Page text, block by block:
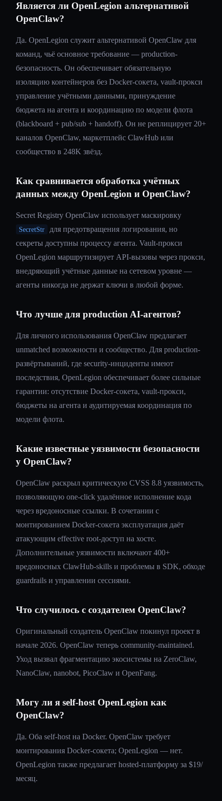
Является ли OpenLegion альтернативой
OpenClaw?
Да. OpenLegion служит альтернативой OpenClaw для
команд, чьё основное требование — production-
безопасность. Он обеспечивает обязательную
изоляцию контейнеров без Docker-сокета, vault-прокси
управление учётными данными, принуждение
бюджета на агента и координацию по модели флота
(blackboard + pub/sub + handoff). Он не реплицирует 20+
каналов OpenClaw, маркетплейс ClawHub или
сообщество в 248K звёзд.
Как сравнивается обработка учётных
данных между OpenLegion и OpenClaw?
Secret Registry OpenClaw использует маскировку
SecretStr
для предотвращения логирования, но
секреты доступны процессу агента. Vault-прокси
OpenLegion маршрутизирует API-вызовы через прокси,
внедряющий учётные данные на сетевом уровне —
агенты никогда не держат ключи в любой форме.
Что лучше для production AI-агентов?
Для личного использования OpenClaw предлагает
unmatched возможности и сообщество. Для production-
развёртываний, где security-инциденты имеют
последствия, OpenLegion обеспечивает более сильные
гарантии: отсутствие Docker-сокета, vault-прокси,
бюджеты на агента и аудитируемая координация по
модели флота.
Какие известные уязвимости безопасности
у OpenClaw?
OpenClaw раскрыл критическую CVSS 8.8 уязвимость,
позволяющую one-click удалённое исполнение кода
через вредоносные ссылки. В сочетании с
монтированием Docker-сокета эксплуатация даёт
атакующим effective root-доступ на хосте.
Дополнительные уязвимости включают 400+
вредоносных ClawHub-skills и проблемы в SDK, обходе
guardrails и управлении сессиями.
Что случилось с создателем OpenClaw?
Оригинальный создатель OpenClaw покинул проект в
начале 2026. OpenClaw теперь community-maintained.
Уход вызвал фрагментацию экосистемы на ZeroClaw,
NanoClaw, nanobot, PicoClaw и OpenFang.
Могу ли я self-host OpenLegion как
OpenClaw?
Да. Оба self-host на Docker. OpenClaw требует
монтирования Docker-сокета; OpenLegion — нет.
OpenLegion также предлагает hosted-платформу за $19/
месяц.